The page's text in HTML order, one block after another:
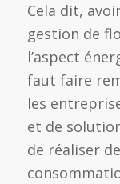
Cela dit,
gestion de
l’aspect
faut faire
les
et de
de réaliser